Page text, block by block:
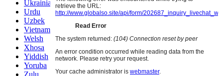
Ukrainian
Urdu
Uzbek
Vietnamese
Welsh
Xhosa
Yiddish
Yoruba
Zulu